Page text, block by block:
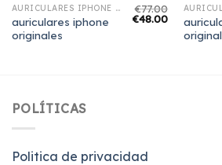
AURICULARES IPHONE ORIGINALES
auriculares iphone
originales
€77.00
€48.00
POLÍTICAS
Politica de privacidad